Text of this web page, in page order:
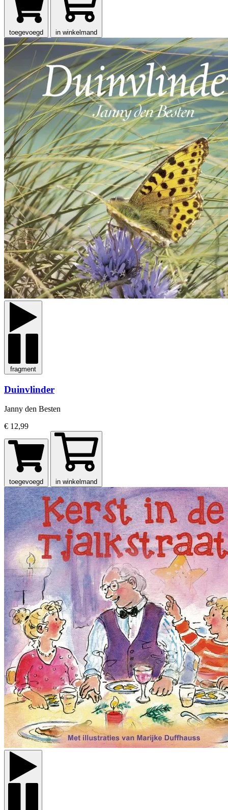
toegevoegd in winkelmand
fragment
Duinvlinder
Janny den Besten
€ 12,99
toegevoegd in winkelmand